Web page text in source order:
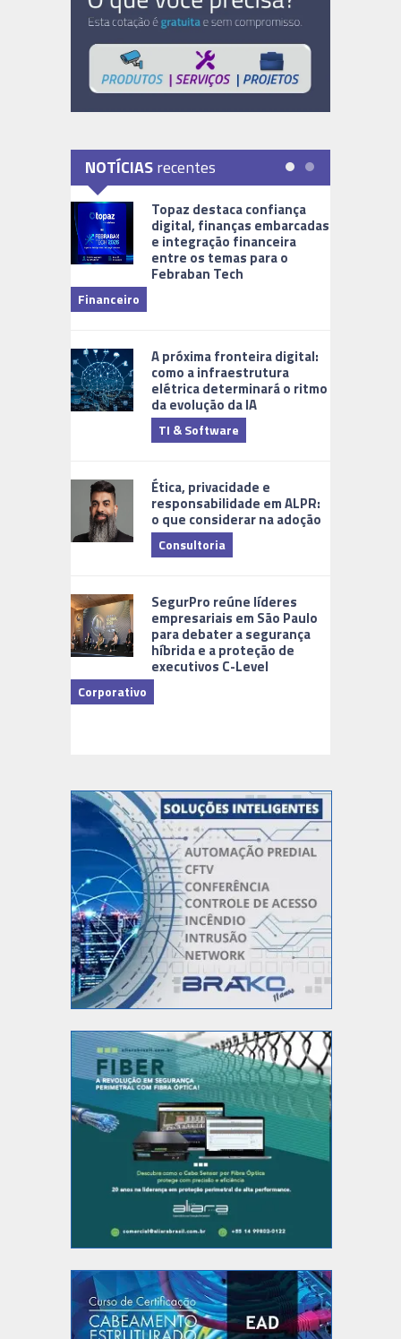
NOTÍCIASrecentes
Topaz destaca confiança
digital, finanças embarcadas
e integração financeira
entre os temas para o
Febraban Tech
Financeiro
A próxima fronteira digital:
como a infraestrutura
elétrica determinará o ritmo
da evolução da IA
TI & Software
Ética, privacidade e
responsabilidade em ALPR:
o que considerar na adoção
Consultoria
SegurPro reúne líderes
empresariais em São Paulo
para debater a segurança
híbrida e a proteção de
executivos C-Level
Corporativo